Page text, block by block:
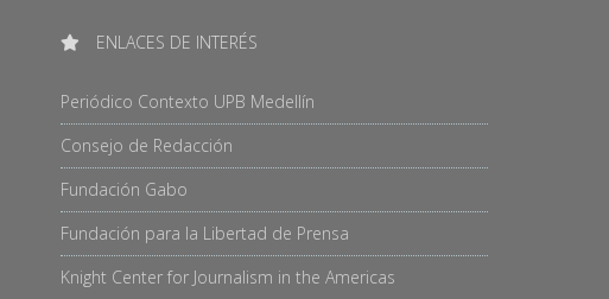
ENLACES DE INTERÉS
Periódico Contexto UPB Medellín
Consejo de Redacción
Fundación Gabo
Fundación para la Libertad de Prensa
Knight Center for Journalism in the Americas